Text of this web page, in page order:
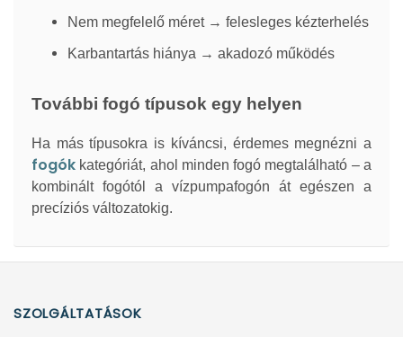
Nem megfelelő méret → felesleges kézterhelés
Karbantartás hiánya → akadozó működés
További fogó típusok egy helyen
Ha más típusokra is kíváncsi, érdemes megnézni a
fogók kategóriát, ahol minden fogó megtalálható – a
kombinált fogótól a vízpumpafogón át egészen a
precíziós változatokig.
SZOLGÁLTATÁSOK